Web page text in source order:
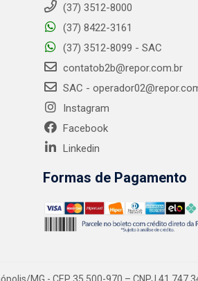
(37) 3512-8000
(37) 8422-3161
(37) 3512-8099 - SAC
contatob2b@repor.com.br
SAC -
Instagram
Facebook
Linkedin
Formas de Pagamento